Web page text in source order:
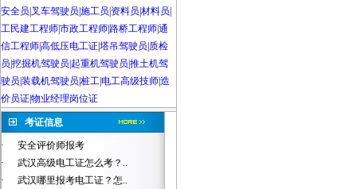
安全员 叉车驾驶员 施工员 资料员 材料员
工民建工程师市政工程师路桥工程师通
信工程师高低压电工证塔吊驾驶员 质检
员 挖掘机驾驶员|起重机驾驶员 推土机驾
驶员 装载机驾驶员 桩工电工高级技师造
价员证物业经理岗位证
考证信息
·
安全评价师报考
·
武汉高级电工证怎么考？..
·
武汉哪里报考电工证？怎..